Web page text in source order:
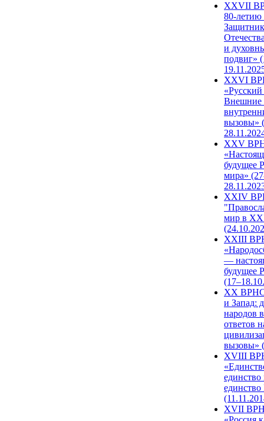
ХХVII
80-
и
подвиг»
XXVI
Внешние
вызовы»
XXV
будущее
мира»
XXIV
мир в
XXIII
—
будущее
XX ВРНС
и Запад:
народов
ответов
вызовы»
XVIII
единство
единство
XVII